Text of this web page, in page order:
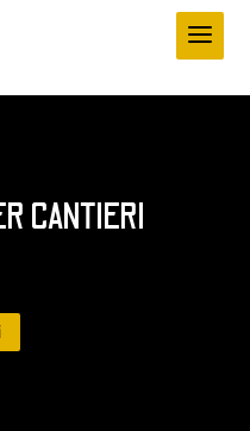
CANTIERI